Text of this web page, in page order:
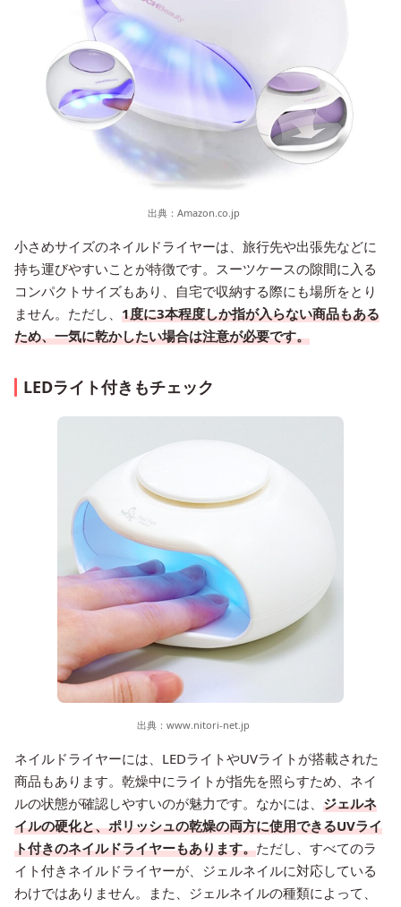
出典： Amazon.co.jp
小さめサイズのネイルドライヤーは、旅行先や出張先などに
持ち運びやすいことが特徴です。スーツケースの隙間に入る
コンパクトサイズもあり、自宅で収納する際にも場所をとり
ません。ただし、 1度に3本程度しか指が入らない商品もある
ため、一気に乾かしたい場合は注意が必要です。
LEDライト付きもチェック
出典： www.nitori-net.jp
ネイルドライヤーには、LEDライトやUVライトが搭載された
商品もあります。乾燥中にライトが指先を照らすため、ネイ
ルの状態が確認しやすいのが魅力です。なかには、 ジェルネ
イルの硬化と、ポリッシュの乾燥の両方に使用できるUVライ
ト付きのネイルドライヤーもあります。ただし、すべてのラ
イト付きネイルドライヤーが、ジェルネイルに対応している
わけではありません。また、ジェルネイルの種類によって、